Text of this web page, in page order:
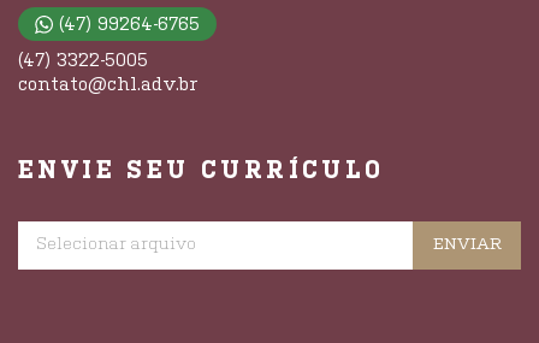
(47) 99264-6765
(47) 3322-5005
contato@chl.adv.br
ENVIE SEU CURRÍCULO